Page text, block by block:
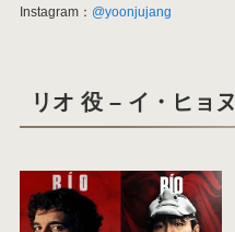
Instagram： @yoonjujang
リオ 役 – イ・ヒョヌ